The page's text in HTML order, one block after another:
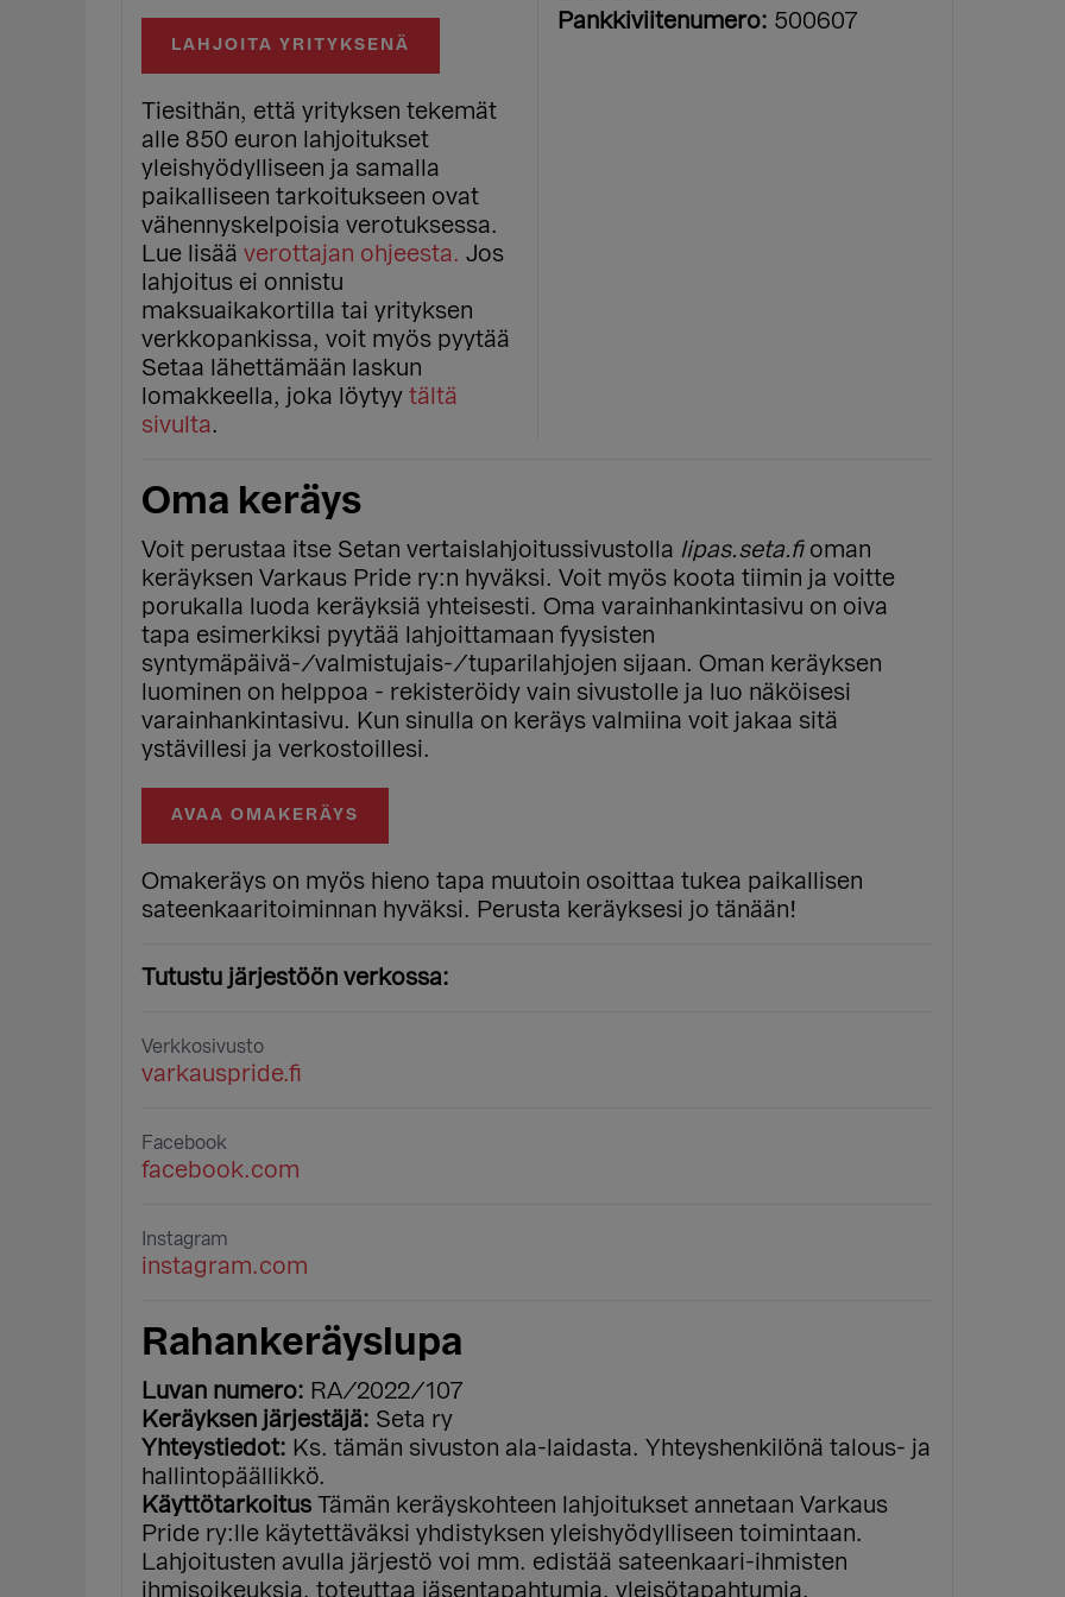
LAHJOITA YRITYKSENÄ
Tiesithän, että yrityksen tekemät
alle 850 euron lahjoitukset
yleishyödylliseen ja samalla
paikalliseen tarkoitukseen ovat
vähennyskelpoisia verotuksessa.
Lue lisää verottajan ohjeesta. Jos
lahjoitus ei onnistu
maksuaikakortilla tai yrityksen
verkkopankissa, voit myös pyytää
Setaa lähettämään laskun
lomakkeella, joka löytyy tältä
sivulta.
Pankkiviitenumero: 500607
Oma keräys
Voit perustaa itse Setan vertaislahjoitussivustolla lipas.seta.fioman
keräyksen Varkaus Pride ry:n hyväksi. Voit myös koota tiimin ja voitte
porukalla luoda keräyksiä yhteisesti. Oma varainhankintasivu on oiva
tapa esimerkiksi pyytää lahjoittamaan fyysisten
syntymäpäivä-/valmistujais-/tuparilahjojen sijaan. Oman keräyksen
luominen on helppoa - rekisteröidy vain sivustolle ja luo näköisesi
varainhankintasivu. Kun sinulla on keräys valmiina voit jakaa sitä
ystävillesi ja verkostoillesi.
AVAA OMAKERÄYS
Omakeräys on myös hieno tapa muutoin osoittaa tukea paikallisen
sateenkaaritoiminnan hyväksi. Perusta keräyksesi jo tänään!
Tutustu järjestöön verkossa:
Verkkosivusto
varkauspride.fi
Facebook
facebook.com
Instagram
instagram.com
Rahankeräyslupa
Luvan numero: RA/2022/107
Keräyksen järjestäjä: Seta ry
Yhteystiedot: Ks. tämän sivuston ala-laidasta. Yhteyshenkilönä talous- ja
hallintopäällikkö.
Käyttötarkoitus Tämän keräyskohteen lahjoitukset annetaan Varkaus
Pride ry:lle käytettäväksi yhdistyksen yleishyödylliseen toimintaan.
Lahjoitusten avulla järjestö voi mm. edistää sateenkaari-ihmisten
ihmisoikeuksia, toteuttaa jäsentapahtumia, yleisötapahtumia,